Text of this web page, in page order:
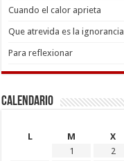
Cuando el calor aprieta
Que atrevida es la ignorancia
Para reflexionar
Calendario
L
M X
1
2